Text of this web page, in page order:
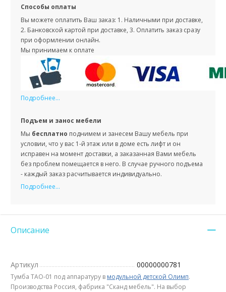
Способы оплаты
Вы можете оплатить Ваш заказ: 1. Наличными при доставке,
2. Банковской картой при доставке, 3. Оплатить заказ сразу
при оформлении онлайн.
Мы принимаем к оплате
Подробнее...
Подъем и занос мебели
Мы бесплатно поднимем и занесем Вашу мебель при
условии, что у вас 1-й этаж или в доме есть лифт и он
исправен на момент доставки, а заказанная Вами мебель
без проблем помещается в него. В случае ручного подъема
- каждый заказ расчитывается индивидуально.
Подробнее...
Описание
Артикул 00000000781
Тумба ТAО-01 под аппаратуру в модульной детской Олимп.
Производства Россия, фабрика "Сканд мебель". На выбор